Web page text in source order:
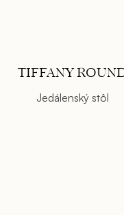
TIFFANY
Jedálenský stôl